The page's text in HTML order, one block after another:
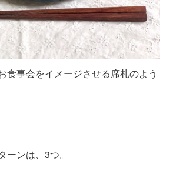
食事会をイメージさせる席札のよう
ンは、3つ。